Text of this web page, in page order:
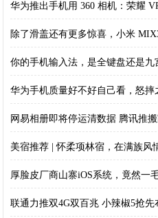
华为推出手机用 360 相机：荣耀
除了滑盖还有更多惊喜，小米
你的手机输入法，是全键盘还是九
华为手机质量好不好自己看，怒摔
网易相册即将停运清数据 腾讯推
美宿推荐 | 怀柔项林宿，在满族风
厚脸皮厂商山寨iOS系统，竟然一
联通力推双4G双百兆 小辣椒5抢先